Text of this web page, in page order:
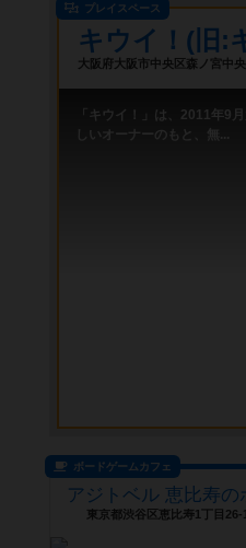
プレイスペース
キウイ！(旧:
大阪府大阪市中央区森ノ宮中
「キウイ！」は、2011年9
しいオーナーのもと、無...
ボードゲームカフェ
東京都渋谷区恵比寿1丁目26-